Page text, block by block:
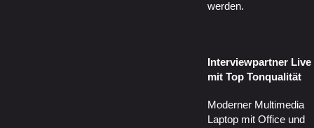
werden.
Interviewpartner Live
mit Top Tonqualität
Moderner Multimedia
Laptop mit Office und